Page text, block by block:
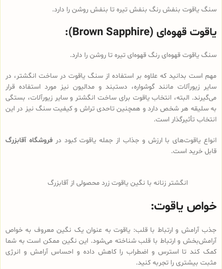
سنگ یاقوت بنفش رنگ بنفش تیره تا بنفش روشن را دارد.
یاقوت قهوه‌ای (Brown Sapphire):
سنگ یاقوت قهوه‌ای رنگ قهوه‌ای تیره تا روشن را دارد.
مهم است بدانید که علاوه بر استفاده از سنگ یاقوت‌ در ساخت انگشتر، در
سایر زیورآلات مانند گوشواره، دستبند و مدالیون نیز مورد استفاده قرار
می‌گیرند. البته، انتخاب یاقوت برای ساخت انگشتر و سایر زیورآلات، بستگی
به سلیقه هر شخص دارد و همچنین تاحدی تراش و کیفیت سنگ نیز در این
انتخاب تأثیرگذار است.
انواع یاقوت‌های با ارزش و جذاب از جمله یاقوت کبود درفروشگاه آقابزرگ
قابل خرید است.
انگشتر زنانه با نگین یاقوت زرد محصولی از آقابزرگ
خواص یاقوت:
جذب آرامش و ارتباط با قلب: یاقوت به عنوان یک نگین معروف به خواص
آرامش‌بخش و ارتباط با قلب شناخته می‌شود. این نگین ممکن است به شما
کمک کند تا استرس و اضطراب را کاهش داده و احساس آرامش و انرژی
مثبت بیشتری را تجربه کنید.